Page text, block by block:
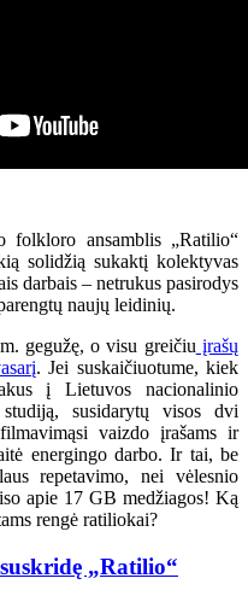
folkloro ansamblis „Ratilio“
solidžią sukaktį kolektyvas
darbais – netrukus pasirodys
naujų leidinių.
gegužę, o visu greičiuįrašų
. Jei suskaičiuotume, kiek
į Lietuvos nacionalinio
susidarytų visos dvi
vaizdo įrašams ir
energingo darbo. Ir tai, be
repetavimo, nei vėlesnio
apie 17 GB medžiagos! Ką
rengė ratiliokai?
„Ratilio“